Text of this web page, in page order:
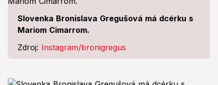
Slovenka Bronislava Gregušová má dcérku s
Mariom Cimarrom.
Zdroj: Instagram/bronigregus